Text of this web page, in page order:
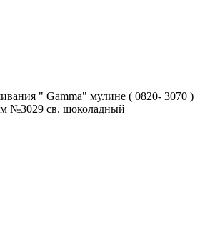
" Gamma" мулине ( 0820- 3070 )
м №3029 св. шоколадный